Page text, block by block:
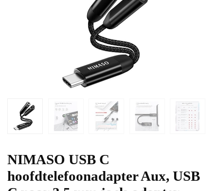
NIMASO USB C
hoofdtelefoonadapter Aux, USB